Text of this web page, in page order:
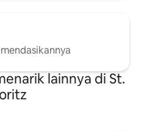
lainnya di St.